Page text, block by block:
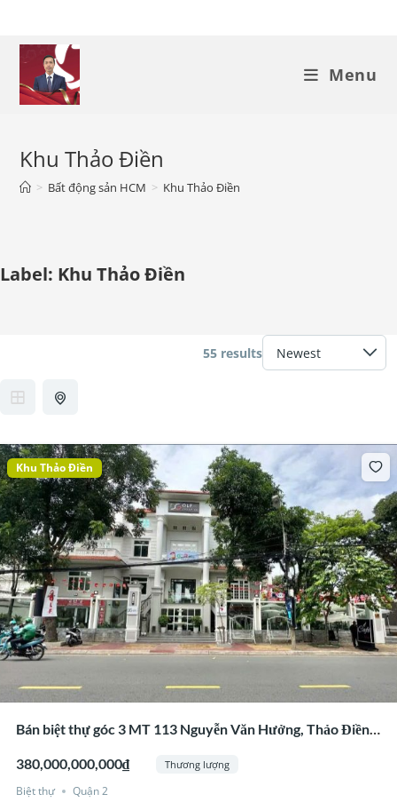
content
Menu
Khu Thảo Điền
> Bất động sản HCM > Khu Thảo Điền
Label: Khu Thảo Điền
55 results
Khu Thảo Điền
Bán biệt thự góc 3 MT 113 Nguyễn Văn Hưởng, Thảo Điền,
380,000,000,000₫
Thương lượng
Biệt thự Quận 2